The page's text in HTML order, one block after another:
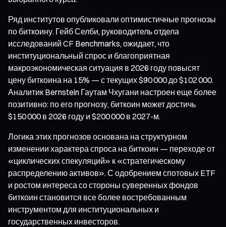
Ряд институтов опубликовали оптимистичные прогнозы
по биткоину. Гейб Селби, руководитель отдела
исследований CF Benchmarks, ожидает, что
институциональный спрос и благоприятная
макроэкономическая ситуация в 2026 году повысят
цену биткоина на 15% — с текущих $90 000 до $102 000.
Аналитик Bernstein Гаутам Чхугани настроен еще более
позитивно: по его прогнозу, биткоин может достичь
$150 000 в 2026 году и $200 000 в 2027-м.
Логика этих прогнозов основана на структурном
изменении характера спроса на биткоин — переходе от
«циклических спекуляций» к «стратегическому
распределению активов». С одобрением спотовых ETF
и ростом интереса со стороны суверенных фондов
биткоин становится все более востребованным
инструментом для институциональных и
государственных инвесторов.